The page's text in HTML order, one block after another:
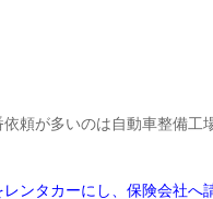
頼が多いのは自動車整備工
ンタカーにし、保険会社へ